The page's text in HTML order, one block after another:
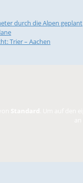
durch die Alpen geplant
Trier – Aachen